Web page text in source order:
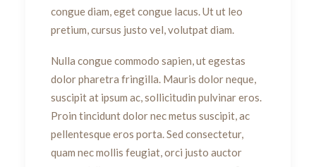
congue diam, eget congue lacus. Ut ut leo
pretium, cursus justo vel, volutpat diam.
Nulla congue commodo sapien, ut egestas
dolor pharetra fringilla. Mauris dolor neque,
suscipit at ipsum ac, sollicitudin pulvinar eros.
Proin tincidunt dolor nec metus suscipit, ac
pellentesque eros porta. Sed consectetur,
quam nec mollis feugiat, orci justo auctor